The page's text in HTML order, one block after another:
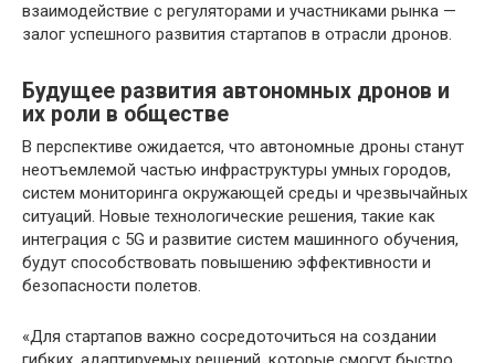
взаимодействие с регуляторами и участниками рынка —
залог успешного развития стартапов в отрасли дронов.
Будущее развития автономных дронов и
их роли в обществе
В перспективе ожидается, что автономные дроны станут
неотъемлемой частью инфраструктуры умных городов,
систем мониторинга окружающей среды и чрезвычайных
ситуаций. Новые технологические решения, такие как
интеграция с 5G и развитие систем машинного обучения,
будут способствовать повышению эффективности и
безопасности полетов.
«Для стартапов важно сосредоточиться на создании